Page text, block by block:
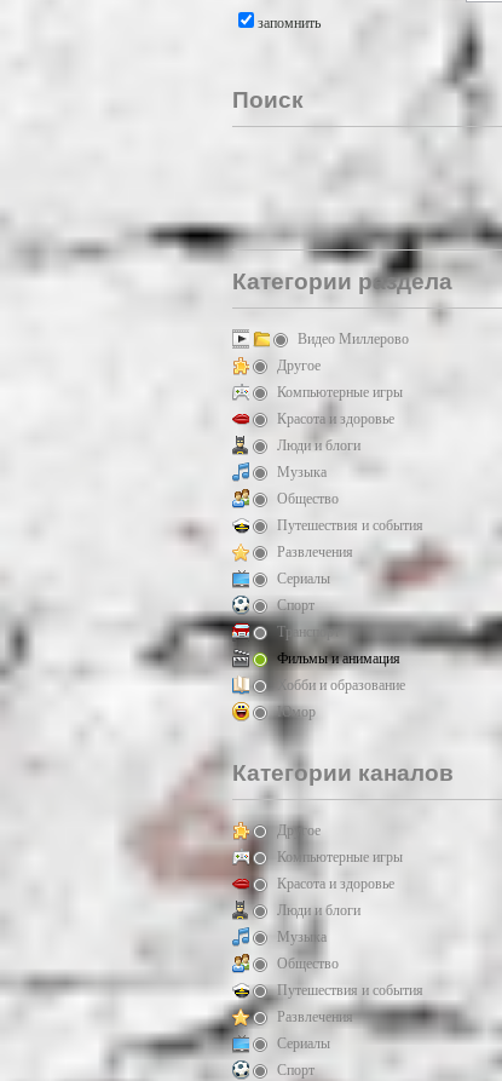
запомнить
Поиск
Категории раздела
Видео Миллерово
Другое
Компьютерные игры
Красота и здоровье
Люди и блоги
Музыка
Общество
Путешествия и события
Развлечения
Сериалы
Спорт
Транспорт
Фильмы и анимация
Хобби и образование
Юмор
Категории каналов
Другое
Компьютерные игры
Красота и здоровье
Люди и блоги
Музыка
Общество
Путешествия и события
Развлечения
Сериалы
Спорт